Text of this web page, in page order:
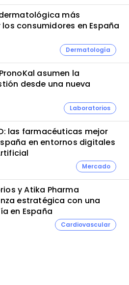
más
consumidores en España
Dermatología
asumen la
desde una nueva
Laboratorios
las farmacéuticas mejor
en entornos digitales
Mercado
y Atika Pharma
estratégica con una
en España
Cardiovascular